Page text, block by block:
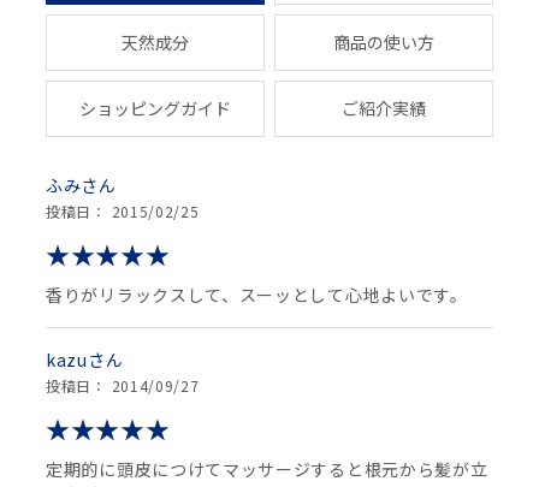
天然成分 商品の使い方
ショッピングガイド ご紹介実績
ふみ
投稿日： 2015/02/25
香りがリラックスして、スーッとして心地よいです。
kazu
投稿日： 2014/09/27
定期的に頭皮につけてマッサージすると根元から髪が立